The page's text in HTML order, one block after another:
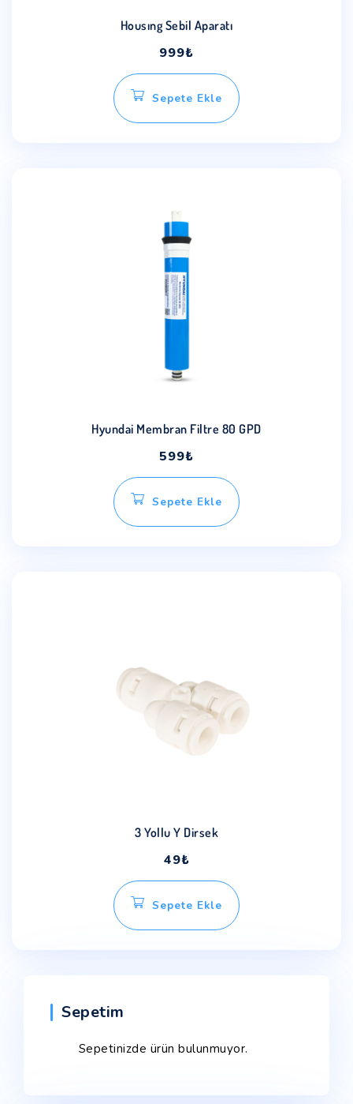
Housıng Sebil Aparatı
999₺
Sepete Ekle
Hyundai Membran Filtre 80 GPD
599₺
Sepete Ekle
3 Yollu Y Dirsek
49₺
Sepete Ekle
Sepetim
Sepetinizde ürün bulunmuyor.